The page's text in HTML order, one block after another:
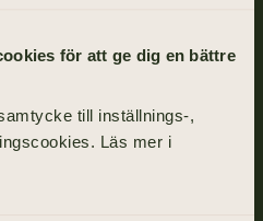
för att ge dig en bättre
till inställnings-,
Läs mer i
om du vill fortsätta ditt
på
031-355 40 00